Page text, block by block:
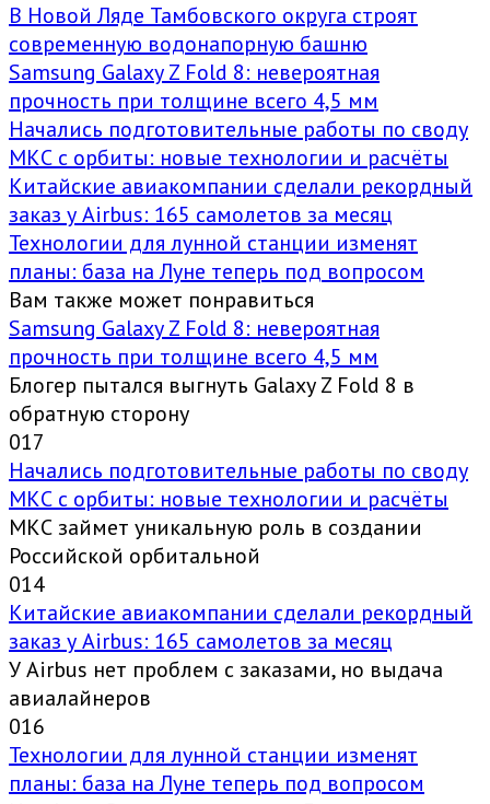
В Новой Ляде Тамбовского округа строят
современную водонапорную башню
Samsung Galaxy Z Fold 8: невероятная
прочность при толщине всего 4,5 мм
Начались подготовительные работы по своду
МКС с орбиты: новые технологии и расчёты
Китайские авиакомпании сделали рекордный
заказ у Airbus: 165 самолетов за месяц
Технологии для лунной станции изменят
планы: база на Луне теперь под вопросом
Вам также может понравиться
Samsung Galaxy Z Fold 8: невероятная
прочность при толщине всего 4,5 мм
Блогер пытался выгнуть Galaxy Z Fold 8 в
обратную сторону
017
Начались подготовительные работы по своду
МКС с орбиты: новые технологии и расчёты
МКС займет уникальную роль в создании
Российской орбитальной
014
Китайские авиакомпании сделали рекордный
заказ у Airbus: 165 самолетов за месяц
У Airbus нет проблем с заказами, но выдача
авиалайнеров
016
Технологии для лунной станции изменят
планы: база на Луне теперь под вопросом